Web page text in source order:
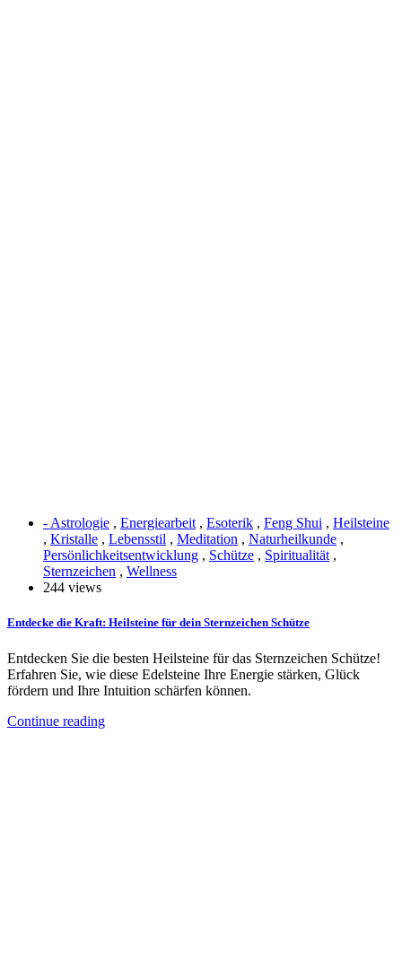
- Astrologie , Energiearbeit , Esoterik , Feng Shui , Heilsteine
, Kristalle , Lebensstil , Meditation , Naturheilkunde ,
Persönlichkeitsentwicklung , Schütze , Spiritualität ,
Sternzeichen , Wellness
244 views
Entdecke die Kraft: Heilsteine für dein Sternzeichen Schütze
Entdecken Sie die besten Heilsteine für das Sternzeichen Schütze!
Erfahren Sie, wie diese Edelsteine Ihre Energie stärken, Glück
fördern und Ihre Intuition schärfen können.
Continue reading